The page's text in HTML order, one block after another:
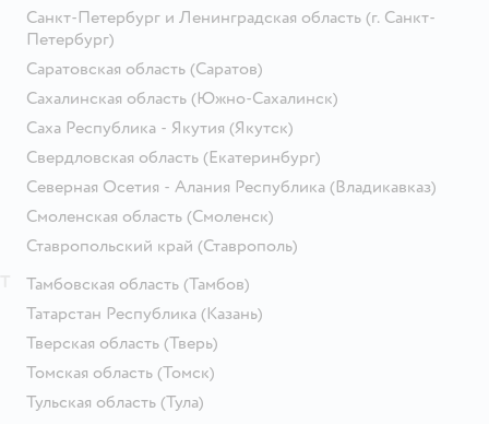
Санкт-Петербург и Ленинградская область (г. Санкт-
Петербург)
Саратовская область (Саратов)
Сахалинская область (Южно-Сахалинск)
Саха Республика - Якутия (Якутск)
Свердловская область (Екатеринбург)
Северная Осетия - Алания Республика (Владикавказ)
Смоленская область (Смоленск)
Ставропольский край (Ставрополь)
Тамбовская область (Тамбов)
Татарстан Республика (Казань)
Тверская область (Тверь)
Томская область (Томск)
Тульская область (Тула)